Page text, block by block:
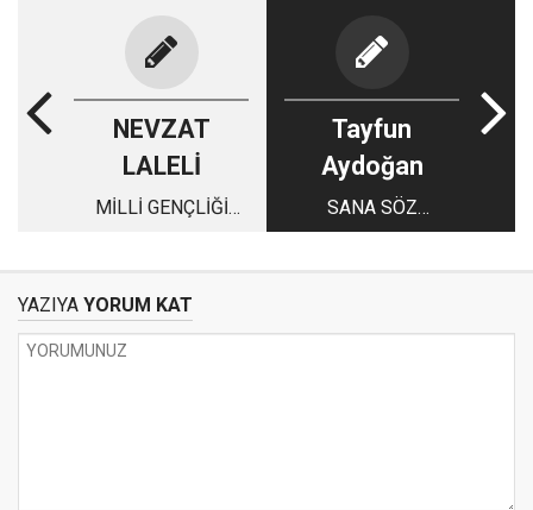
NEVZAT
LALELİ
MİLLİ GENÇLİĞİ
Tayfun
Aydoğan
SANA SÖZ
ASLANIM BU VATAN
YAZIYA YORUM KAT